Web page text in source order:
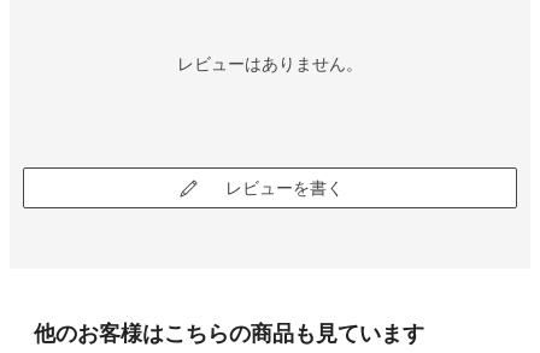
レビューはありません。
レビューを書く
他のお客様はこちらの商品も見ています